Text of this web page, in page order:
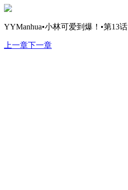
YYManhua•小林可爱到爆！•第13话
上一章下一章